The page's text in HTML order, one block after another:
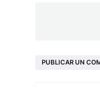
PUBLICAR UN